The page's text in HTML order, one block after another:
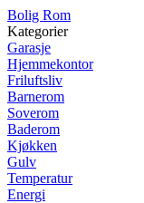
Bolig Rom
Kategorier
Garasje
Hjemmekontor
Friluftsliv
Barnerom
Soverom
Baderom
Kjøkken
Gulv
Temperatur
Energi